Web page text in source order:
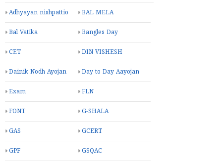
Adhyayan nishpattio BAL MELA
Bal Vatika Bangles Day
CET DIN VISHESH
Dainik Nodh Ayojan Day to Day Aayojan
Exam FLN
FONT G-SHALA
GAS GCERT
GPF GSQAC